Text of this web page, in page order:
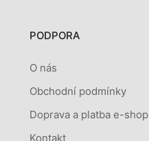
PODPORA
O nás
Obchodní podmínky
Doprava a platba e-shop
Kontakt